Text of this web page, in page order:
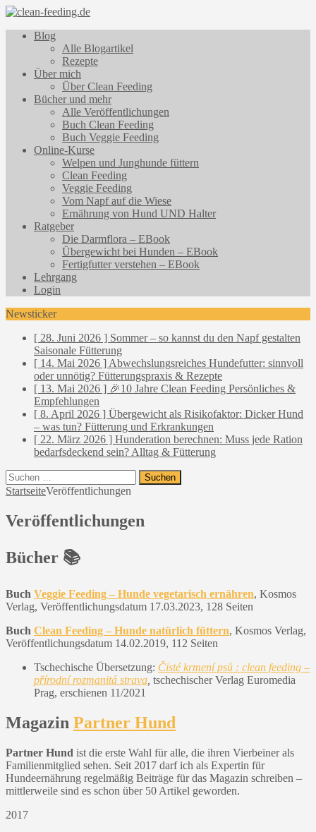
Blog
Alle Blogartikel
Rezepte
Über mich
Über Clean Feeding
Bücher und mehr
Alle Veröffentlichungen
Buch Clean Feeding
Buch Veggie Feeding
Online-Kurse
Welpen und Junghunde füttern
Clean Feeding
Veggie Feeding
Vom Napf auf die Wiese
Ernährung von Hund UND Halter
Ratgeber
Die Darmflora – EBook
Übergewicht bei Hunden – EBook
Fertigfutter verstehen – EBook
Lehrgang
Login
Newsticker
[ 28. Juni 2026 ] Sommer – so kannst du den Napf gestalten
Saisonale Fütterung
[ 14. Mai 2026 ] Abwechslungsreiches Hundefutter: sinnvoll
oder unnötig? Fütterungspraxis & Rezepte
[ 13. Mai 2026 ] 🎉10 Jahre Clean Feeding Persönliches &
Empfehlungen
[ 8. April 2026 ] Übergewicht als Risikofaktor: Dicker Hund
– was tun? Fütterung und Erkrankungen
[ 22. März 2026 ] Hunderation berechnen: Muss jede Ration
bedarfsdeckend sein? Alltag & Fütterung
Suchen
nach:
StartseiteVeröffentlichungen
Veröffentlichungen
Bücher 📚
Buch Veggie Feeding – Hunde vegetarisch ernähren, Kosmos
Verlag, Veröffentlichungsdatum 17.03.2023, 128 Seiten
Buch Clean Feeding – Hunde natürlich füttern, Kosmos Verlag,
Veröffentlichungsdatum 14.02.2019, 112 Seiten
Tschechische Übersetzung: Čisté krmení psů : clean feeding –
přírodní rozmanitá strava tschechischer Verlag Euromedia
Prag, erschienen 11/2021
Magazin Partner Hund
Partner Hund ist die erste Wahl für alle, die ihren Vierbeiner als
Familienmitglied sehen. Seit 2017 darf ich als Expertin für
Hundeernährung regelmäßig Beiträge für das Magazin schreiben –
mittlerweile sind es schon über 50 Artikel geworden.
2017